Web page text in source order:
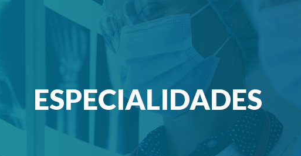
Skip to main content
ESPECIALIDADES